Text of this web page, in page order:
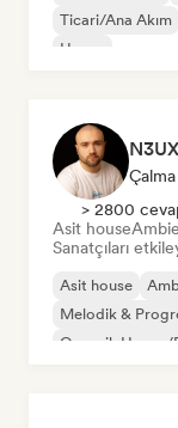
Ticari/Ana Akım
House
N3UX
> 2800
Asit house
Sanatçıları
Asit house
Melodik &
Organik House/